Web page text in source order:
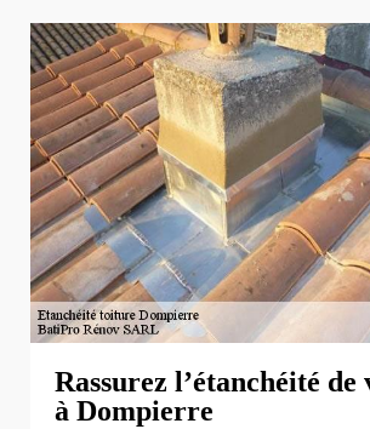
Rassurez l’étanchéité
à Dompierre